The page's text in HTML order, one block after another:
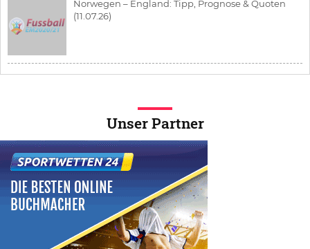
Norwegen – England: Tipp, Prognose & Quoten
(11.07.26)
Unser Partner